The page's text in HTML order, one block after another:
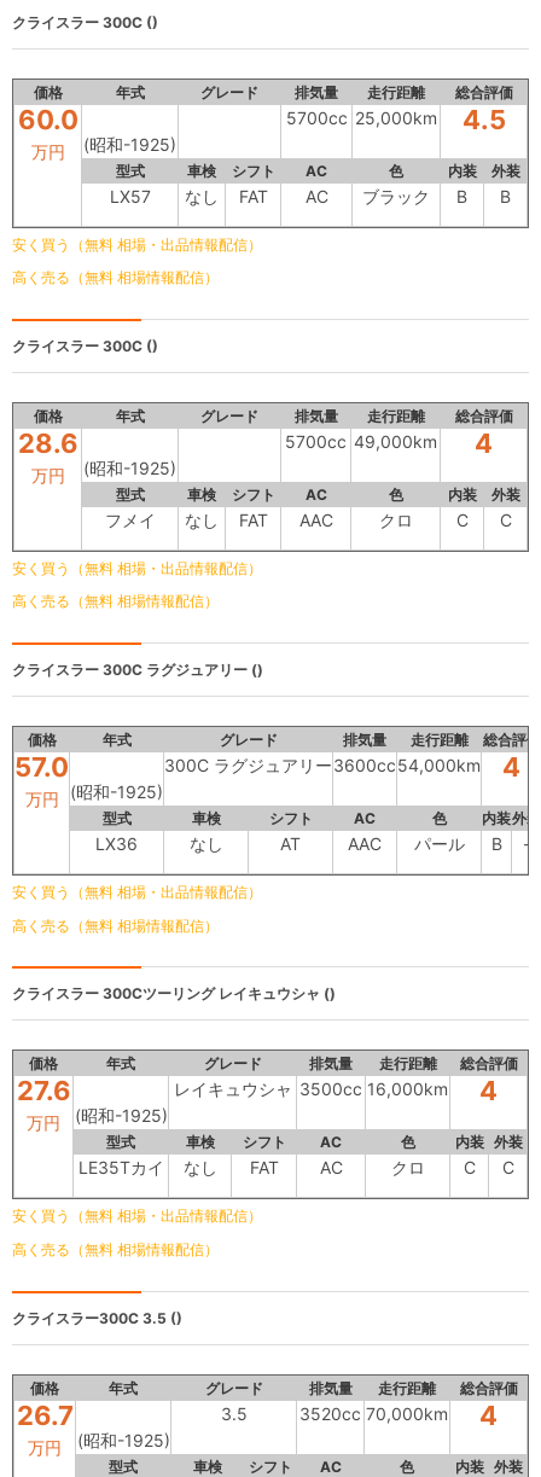
クライスラー 300C ()
価格 年式 グレード 排気量 走行距離 総合評価
60.0
万円 (昭和-1925)
5700cc 25,000km 4.5
型式 車検 シフト AC 色 内装 外装
LX57 なし FAT AC ブラック B B
安く買う（無料 相場・出品情報配信）
高く売る（無料 相場情報配信）
クライスラー 300C ()
価格 年式 グレード 排気量 走行距離 総合評価
28.6
万円 (昭和-1925)
5700cc 49,000km 4
型式 車検 シフト AC 色 内装 外装
フメイ なし FAT AAC クロ C C
安く買う（無料 相場・出品情報配信）
高く売る（無料 相場情報配信）
クライスラー 300C ラグジュアリー ()
価格 年式 グレード 排気量 走行距離 総合評価
57.0
万円 (昭和-1925)
300C ラグジュアリー3600cc54,000km 4
型式 車検 シフト AC 色 内装外装
LX36 なし AT AAC パール B -
安く買う（無料 相場・出品情報配信）
高く売る（無料 相場情報配信）
クライスラー 300Cツーリングレイキュウシャ ()
価格 年式 グレード 排気量 走行距離 総合評価
27.6
万円 (昭和-1925)
レイキュウシャ 3500cc 16,000km 4
型式 車検 シフト AC 色 内装 外装
LE35Tカイ なし FAT AC クロ C C
安く買う（無料 相場・出品情報配信）
高く売る（無料 相場情報配信）
クライスラー300C 3.5 ()
価格 年式 グレード 排気量 走行距離 総合評価
26.7
万円 (昭和-1925)
3.5 3520cc 70,000km 4
型式 車検 シフト AC 色 内装 外装